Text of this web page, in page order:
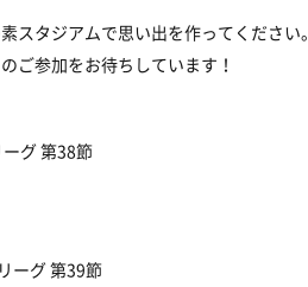
スタジアムで思い出を作ってください。
ご参加をお待ちしています！
ーグ 第38節
リーグ 第39節